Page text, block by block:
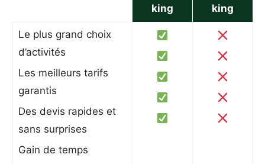
king
king
Le plus grand choix
d’activités
Les meilleurs tarifs
garantis
Des devis rapides et
sans surprises
Gain de temps